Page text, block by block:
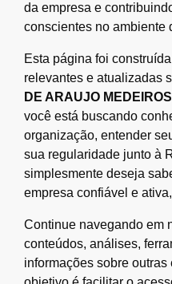
da empresa e
conscientes no ambiente
Esta página foi
relevantes e atualizadas
DE ARAUJO
você está buscando
organização, entender
sua regularidade junto à
simplesmente deseja
empresa confiável e
Continue navegando em
conteúdos, análises,
informações sobre